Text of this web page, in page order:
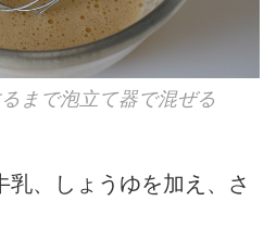
まで泡立て器で混ぜる
乳、しょうゆを加え、さ